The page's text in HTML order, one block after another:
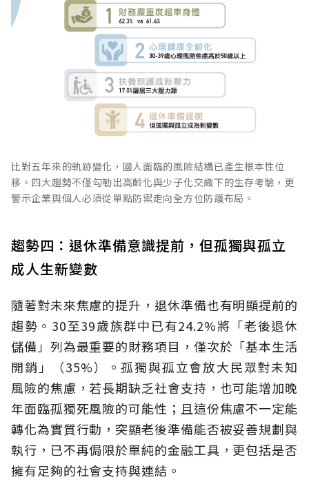
比對五年來的軌跡變化，國人面臨的風險結構已產生根本性位
移。四大趨勢不僅勾勒出高齡化與少子化交織下的生存考驗，更
警示企業與個人必須從單點防禦走向全方位防護布局。
趨勢四：退休準備意識提前，但孤獨與孤立
成人生新變數
隨著對未來焦慮的提升，退休準備也有明顯提前的
趨勢。30至39歲族群中已有24.2%將「老後退休
儲備」列為最重要的財務項目，僅次於「基本生活
開銷」（35%）。孤獨與孤立會放大民眾對未知
風險的焦慮，若長期缺乏社會支持，也可能增加晚
年面臨孤獨死風險的可能性；且這份焦慮不一定能
轉化為實質行動，突顯老後準備能否被妥善規劃與
執行，已不再侷限於單純的金融工具，更包括是否
擁有足夠的社會支持與連結。